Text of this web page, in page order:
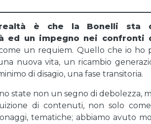
è che la Bonelli sta
ed un impegno nei confronti
un requiem. Quello che io ho
nuova vita, un ricambio
di disagio, una fase transitoria.
state non un segno di debolezza,
di contenuti, non solo
tematiche; abbiamo avuto